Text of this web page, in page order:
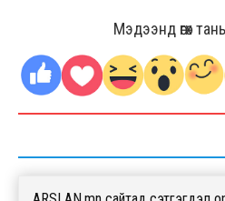
Мэдээнд өгөх